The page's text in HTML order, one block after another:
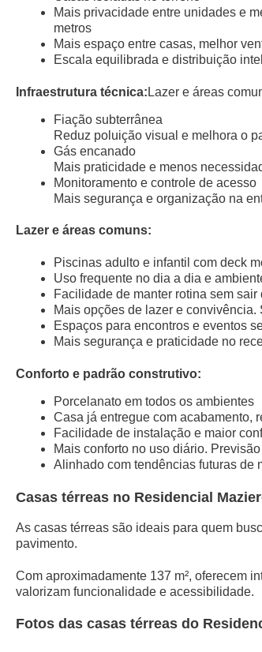
Mais privacidade entre unidades e
metros
Mais espaço entre casas, melhor
Escala equilibrada e distribuição
Infraestrutura técnica: Lazer e áreas
Fiação subterrânea
Reduz poluição visual e melhora o
Gás encanado
Mais praticidade e menos
Monitoramento e controle de acesso
Mais segurança e organização na
Lazer e áreas comuns:
Piscinas adulto e infantil com deck
Uso frequente no dia a dia e
Facilidade de manter rotina sem
Mais opções de lazer e
Espaços para encontros e eventos
Mais segurança e praticidade no
Conforto e padrão construtivo:
Porcelanato em todos os ambientes
Casa já entregue com acabamento,
Facilidade de instalação e maior
Mais conforto no uso diário.
Alinhado com tendências futuras de
Casas térreas no Residencial
As casas térreas são ideais para quem
pavimento.
Com aproximadamente 137 m², oferecem
valorizam funcionalidade e acessibilidade.
Fotos das casas térreas do